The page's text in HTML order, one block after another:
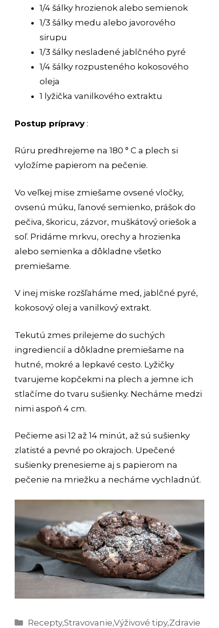
1/4 šálky hrozienok alebo semienok
1/3 šálky medu alebo javorového
sirupu
1/3 šálky nesladené jablčného pyré
1/4 šálky rozpusteného kokosového
oleja
1 lyžička vanilkového extraktu
Postup prípravy:
Rúru predhrejeme na 180 ° C a plech si
vyložíme papierom na pečenie.
Vo veľkej mise zmiešame ovsené vločky,
ovsenú múku, ľanové semienko, prášok do
pečiva, škoricu, zázvor, muškátový oriešok a
soľ. Pridáme mrkvu, orechy a hrozienka
alebo semienka a dôkladne všetko
premiešame.
V inej miske rozšľaháme med, jablčné pyré,
kokosový olej a vanilkový extrakt.
Tekutú zmes prilejeme do suchých
ingrediencií a dôkladne premiešame na
hutné, mokré a lepkavé cesto. Lyžičky
tvarujeme kopčekmi na plech a jemne ich
stlačíme do tvaru sušienky. Necháme medzi
nimi aspoň 4 cm.
Pečieme asi 12 až 14 minút, až sú sušienky
zlatisté a pevné po okrajoch. Upečené
sušienky prenesieme aj s papierom na
pečenie na mriežku a necháme vychladnúť.
Kategórie
Recepty,Stravovanie,Výživové tipy,Zdravie